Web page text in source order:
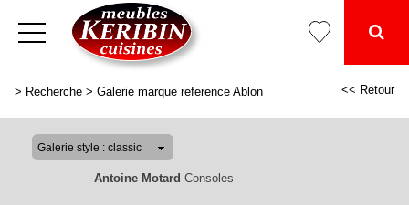
> Recherche > Galerie marque reference Ablon << Retour
Antoine Motard Consoles